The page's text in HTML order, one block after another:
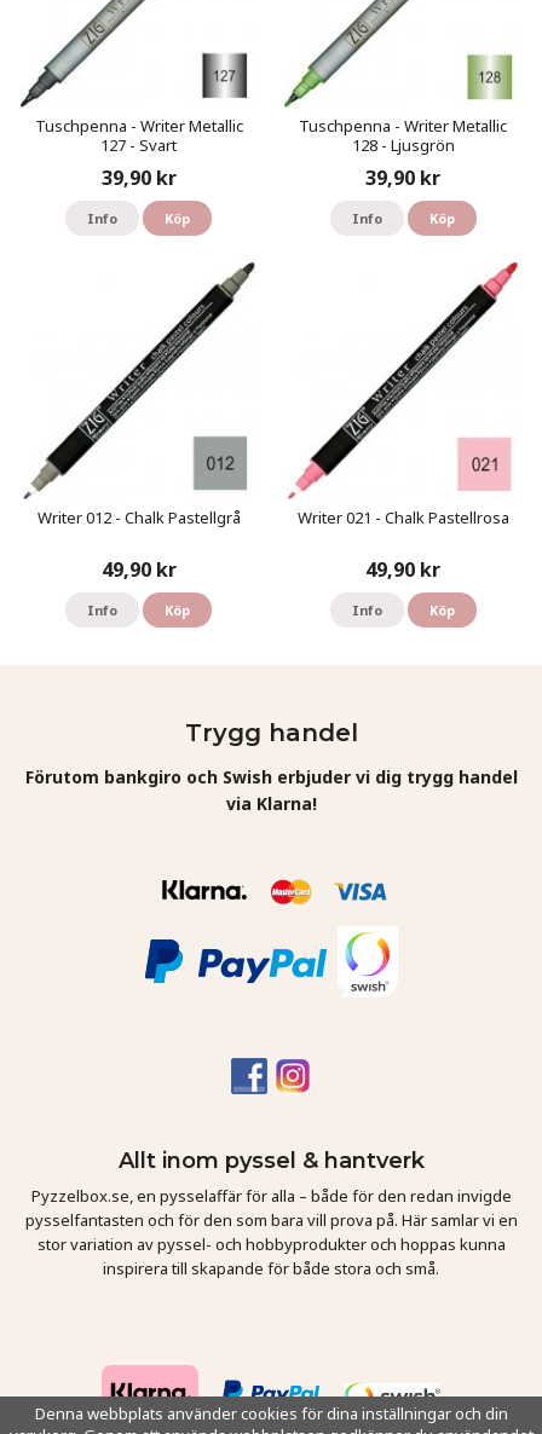
Tuschpenna - Writer Metallic
127 - Svart
39,90 kr
Info Köp
Tuschpenna - Writer Metallic
128 - Ljusgrön
39,90 kr
Info Köp
Writer 012 - Chalk Pastellgrå
49,90 kr
Info Köp
Writer 021 - Chalk Pastellrosa
49,90 kr
Info Köp
Trygg handel
Förutom bankgiro och Swish erbjuder vi dig trygg handel
via Klarna!
Allt inom pyssel & hantverk
Pyzzelbox.se, en pysselaffär för alla – både för den redan invigde
pysselfantasten och för den som bara vill prova på. Här samlar vi en
stor variation av pyssel- och hobbyprodukter och hoppas kunna
inspirera till skapande för både stora och små.
Denna webbplats använder cookies för dina inställningar och din